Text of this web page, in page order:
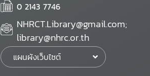
0 2143 7746
NHRCT.Library@gmail.com;
library@nhrc.or.th
แผนผังเว็บไซต์